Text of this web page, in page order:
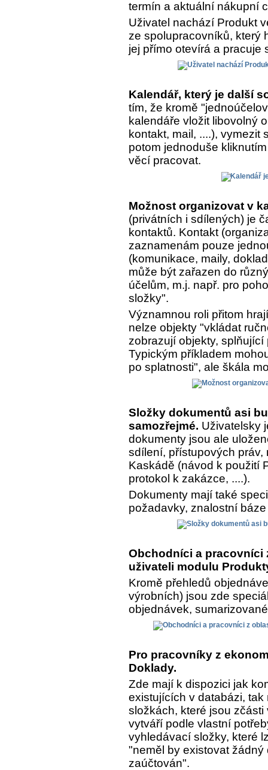
termín a aktuální nákupní
Uživatel nachází Produkt
ze spolupracovníků, který
jej přímo otevírá a pracuje
Kalendář, který je další
tím, že kromě
kalendáře vložit libovolný
kontakt, mail, ....), vymezit
potom jednoduše
věcí pracovat.
Možnost organizovat v
(privátních i sdílených) je
kontaktů. Kontakt
zaznamenám pouze
(komunikace, maily,
může být zařazen do
účelům, m.j. např. pro
složky".
Významnou roli přitom
nelze objekty "vkládat
zobrazují objekty,
Typickým příkladem
po splatnosti", ale škála
Složky dokumentů asi
samozřejmé. Uživatelsky
dokumenty jsou ale
sdílení, přístupových
Kaskádě (návod k použití
protokol k zakázce, ....).
Dokumenty mají také
požadavky, znalostní
Obchodníci a
uživateli modulu
Kromě přehledů
výrobních) jsou zde
objednávek,
Pro pracovníky z
Doklady.
Zde mají k dispozici jak
existujících v databázi,
složkách, které jsou
vytváří podle vlastní
vyhledávací složky, které
"neměl by existovat
zaúčtován".